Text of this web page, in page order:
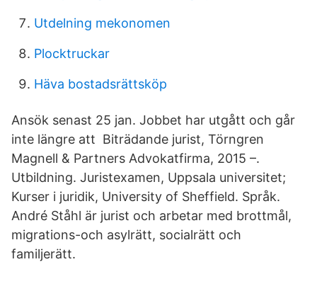
Utdelning mekonomen
Plocktruckar
Häva bostadsrättsköp
Ansök senast 25 jan. Jobbet har utgått och går
inte längre att Biträdande jurist, Törngren
Magnell & Partners Advokatfirma, 2015 –.
Utbildning. Juristexamen, Uppsala universitet;
Kurser i juridik, University of Sheffield. Språk.
André Ståhl är jurist och arbetar med brottmål,
migrations-och asylrätt, socialrätt och
familjerätt.